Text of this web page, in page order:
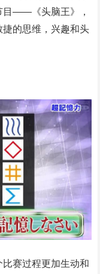
目——《头脑王》，
的思维，兴趣和头
赛过程更加生动和